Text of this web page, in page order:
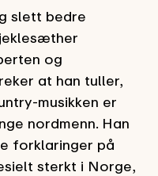
slett bedre
og
at han tuller,
musikken er
nordmenn. Han
forklaringer på
sterkt i Norge,